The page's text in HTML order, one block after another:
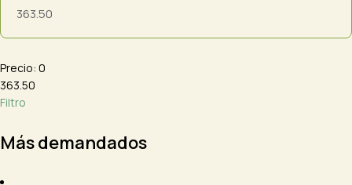
Precio: 0
363.50
Filtro
Más demandados